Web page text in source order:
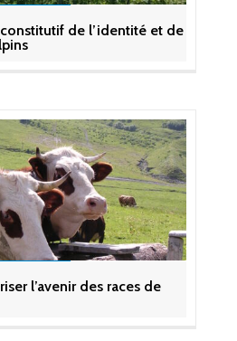
de l’identité et de
l’avenir des races de